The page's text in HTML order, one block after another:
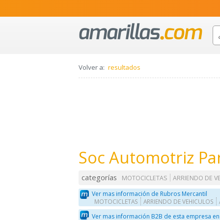
Volver a: resultados
Soc Automotriz
categorías MOTOCICLETAS
ARRIENDO DE
Ver mas información de Rubros Mercantil
MOTOCICLETAS ARRIENDO DE VEHICULOS
Ver mas información B2B de esta empresa